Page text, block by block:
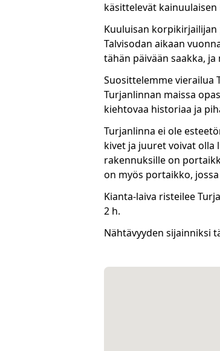
käsittelevät
Kuuluisan
Talvisodan aikaan
tähän päivään saakka,
Suosittelemme vierailua
Turjanlinnan maissa
kiehtovaa historiaa ja
Turjanlinna ei ole
kivet ja juuret voivat olla
rakennuksille on
on myös portaikko,
Kianta-laiva risteilee
2 h.
Nähtävyyden sijainniksi